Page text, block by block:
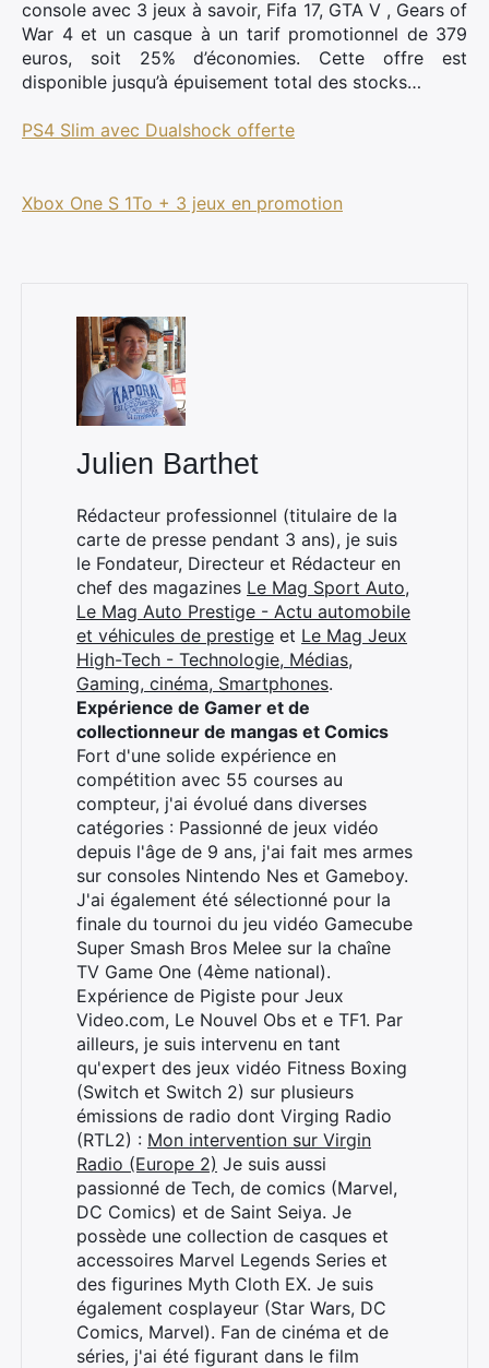
console avec 3 jeux à savoir, Fifa 17, GTA V , Gears of
War 4 et un casque à un tarif promotionnel de 379
euros, soit 25% d’économies. Cette offre est
disponible jusqu’à épuisement total des stocks…
PS4 Slim avec Dualshock offerte
Xbox One S 1To + 3 jeux en promotion
Julien Barthet
Rédacteur professionnel (titulaire de la
carte de presse pendant 3 ans), je suis
le Fondateur, Directeur et Rédacteur en
chef des magazines Le Mag Sport Auto,
Le Mag Auto Prestige - Actu automobile
et véhicules de prestige et Le Mag Jeux
High-Tech - Technologie, Médias,
Gaming, cinéma, Smartphones.
Expérience de Gamer et de
collectionneur de mangas et Comics
Fort d'une solide expérience en
compétition avec 55 courses au
compteur, j'ai évolué dans diverses
catégories : Passionné de jeux vidéo
depuis l'âge de 9 ans, j'ai fait mes armes
sur consoles Nintendo Nes et Gameboy.
J'ai également été sélectionné pour la
finale du tournoi du jeu vidéo Gamecube
Super Smash Bros Melee sur la chaîne
TV Game One (4ème national).
Expérience de Pigiste pour Jeux
Video.com, Le Nouvel Obs et e TF1. Par
ailleurs, je suis intervenu en tant
qu'expert des jeux vidéo Fitness Boxing
(Switch et Switch 2) sur plusieurs
émissions de radio dont Virging Radio
(RTL2) : Mon intervention sur Virgin
Radio (Europe 2) Je suis aussi
passionné de Tech, de comics (Marvel,
DC Comics) et de Saint Seiya. Je
possède une collection de casques et
accessoires Marvel Legends Series et
des figurines Myth Cloth EX. Je suis
également cosplayeur (Star Wars, DC
Comics, Marvel). Fan de cinéma et de
séries, j'ai été figurant dans le film
Rechercher